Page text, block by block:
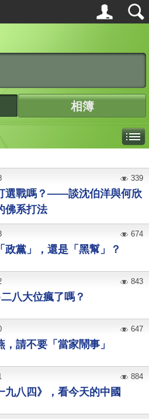
相簿
選戰嗎？——談沈伯洋與何欣
佛系打法
339
政黨」，還是「黑幫」？
674
八大位瘋了嗎？
843
請不要「當家鬧事」
647
九八四》，看今天的中國
884